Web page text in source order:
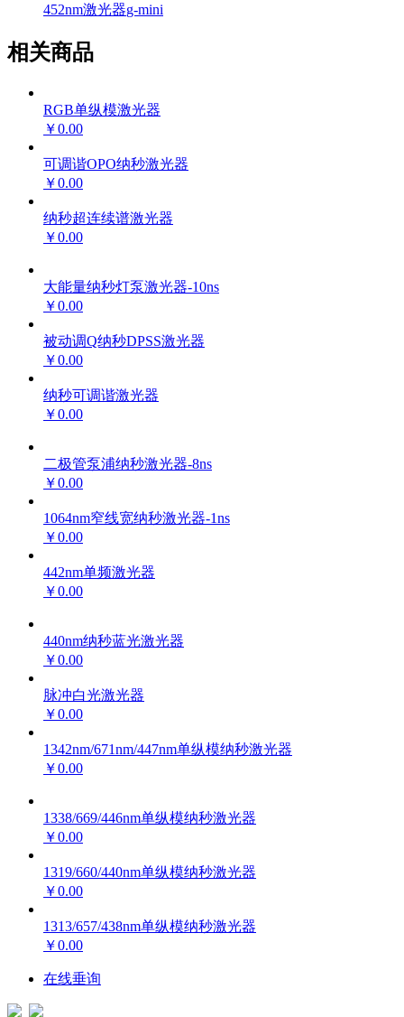
452nm激光器g-mini
相关商品
RGB单纵模激光器
￥0.00
可调谐OPO纳秒激光器
￥0.00
纳秒超连续谱激光器
￥0.00
大能量纳秒灯泵激光器-10ns
￥0.00
被动调Q纳秒DPSS激光器
￥0.00
纳秒可调谐激光器
￥0.00
二极管泵浦纳秒激光器-8ns
￥0.00
1064nm窄线宽纳秒激光器-1ns
￥0.00
442nm单频激光器
￥0.00
440nm纳秒蓝光激光器
￥0.00
脉冲白光激光器
￥0.00
1342nm/671nm/447nm单纵模纳秒激光器
￥0.00
1338/669/446nm单纵模纳秒激光器
￥0.00
1319/660/440nm单纵模纳秒激光器
￥0.00
1313/657/438nm单纵模纳秒激光器
￥0.00
在线垂询